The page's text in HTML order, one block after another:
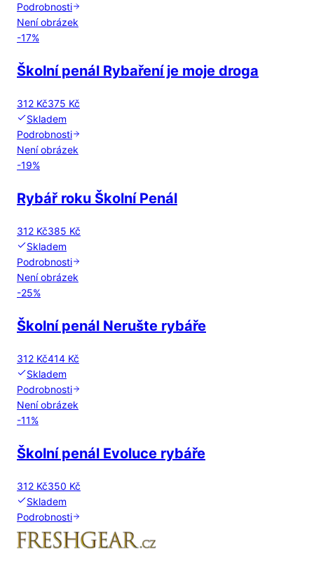
Podrobnosti
Není obrázek
-17%
Školní penál Rybaření je moje droga
312 Kč375 Kč
Skladem
Podrobnosti
Není obrázek
-19%
Rybář roku Školní Penál
312 Kč385 Kč
Skladem
Podrobnosti
Není obrázek
-25%
Školní penál Nerušte rybáře
312 Kč414 Kč
Skladem
Podrobnosti
Není obrázek
-11%
Školní penál Evoluce rybáře
312 Kč350 Kč
Skladem
Podrobnosti